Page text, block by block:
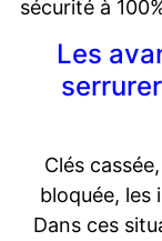
sécurité à
Les
Clés
bloquée, les
Dans ces